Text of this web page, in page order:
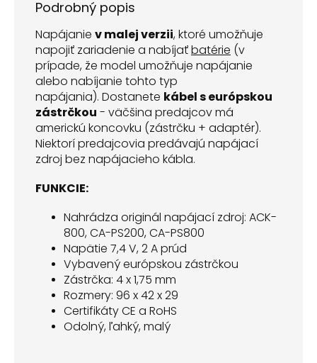
Podrobný popis
Napájanie v malej verzii, ktoré umožňuje
napojiť zariadenie a nabíjaťbatérie (v
prípade, že model umožňuje napájanie
alebo nabíjanie tohto typ
napájania). Dostanete kábel s európskou
zástrčkou - väčšina predajcov má
americkú koncovku (zástrčku + adaptér).
Niektorí predajcovia predávajú napájací
zdroj bez napájacieho kábla.
FUNKCIE:
Nahrádza originál napájací zdroj: ACK-
800, CA-PS200, CA-PS800
Napätie 7,4 V, 2 A prúd
Vybavený európskou zástrčkou
Zástrčka: 4 x 1,75 mm
Rozmery: 96 x 42 x 29
Certifikáty CE a RoHS
Odolný, ľahký, malý